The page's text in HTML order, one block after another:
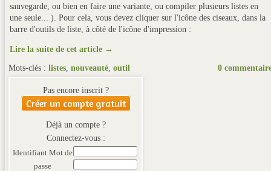
sauvegarde, ou bien en faire une variante, ou compiler plusieurs listes en
une seule... ). Pour cela, vous devez cliquer sur l'icône des ciseaux, dans la
barre d'outils de liste, à côté de l'icône d'impression :
Lire la suite de cet article →
Mots-clés : listes, nouveauté, outil 0
Pas encore inscrit ?
Créer un compte gratuit
Déjà un compte ?
Connectez-vous :
Identifiant Mot de
passe